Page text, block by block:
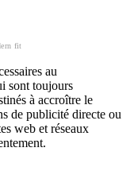
fit
au
sont toujours
à accroître le
de publicité directe ou
web et réseaux